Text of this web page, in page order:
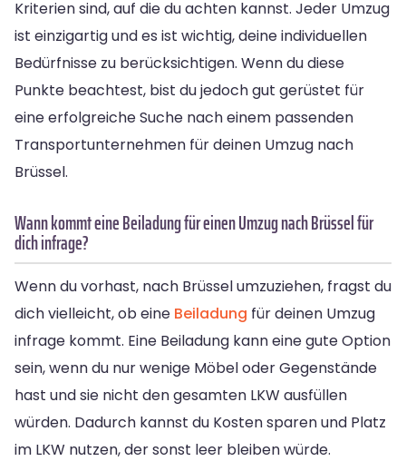
Kriterien sind, auf die du achten kannst. Jeder Umzug
ist einzigartig und es ist wichtig, deine individuellen
Bedürfnisse zu berücksichtigen. Wenn du diese
Punkte beachtest, bist du jedoch gut gerüstet für
eine erfolgreiche Suche nach einem passenden
Transportunternehmen für deinen Umzug nach
Brüssel.
Wann kommt eine Beiladung für einen Umzug nach Brüssel für
dich infrage?
Wenn du vorhast, nach Brüssel umzuziehen, fragst du
dich vielleicht, ob eine Beiladung für deinen Umzug
infrage kommt. Eine Beiladung kann eine gute Option
sein, wenn du nur wenige Möbel oder Gegenstände
hast und sie nicht den gesamten LKW ausfüllen
würden. Dadurch kannst du Kosten sparen und Platz
im LKW nutzen, der sonst leer bleiben würde.